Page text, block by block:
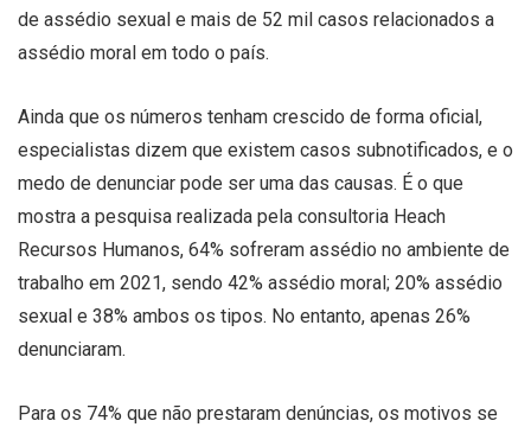
de assédio sexual e mais de 52 mil casos relacionados a
assédio moral em todo o país.
Ainda que os números tenham crescido de forma oficial,
especialistas dizem que existem casos subnotificados, e o
medo de denunciar pode ser uma das causas. É o que
mostra a pesquisa realizada pela consultoria Heach
Recursos Humanos, 64% sofreram assédio no ambiente de
trabalho em 2021, sendo 42% assédio moral; 20% assédio
sexual e 38% ambos os tipos. No entanto, apenas 26%
denunciaram.
Para os 74% que não prestaram denúncias, os motivos se